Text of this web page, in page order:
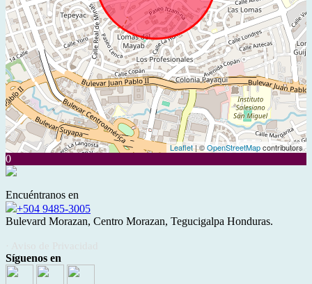
Leaflet| ©OpenStreetMapcontributors
0
Encuéntranos en
+504 9485-3005
Bulevard Morazan, Centro Morazan, Tegucigalpa Honduras.
Síguenos en